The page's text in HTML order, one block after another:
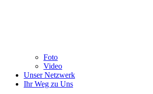
Foto
Video
Unser Netzwerk
Ihr Weg zu Uns